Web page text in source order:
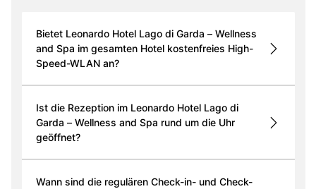
Bietet Leonardo Hotel Lago di Garda – Wellness
and Spa im gesamten Hotel kostenfreies High-
Speed-WLAN an?
Ist die Rezeption im Leonardo Hotel Lago di
Garda – Wellness and Spa rund um die Uhr
geöffnet?
Wann sind die regulären Check-in- und Check-